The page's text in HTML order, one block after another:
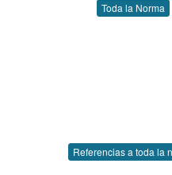
Toda la Norma
Referencias a toda la